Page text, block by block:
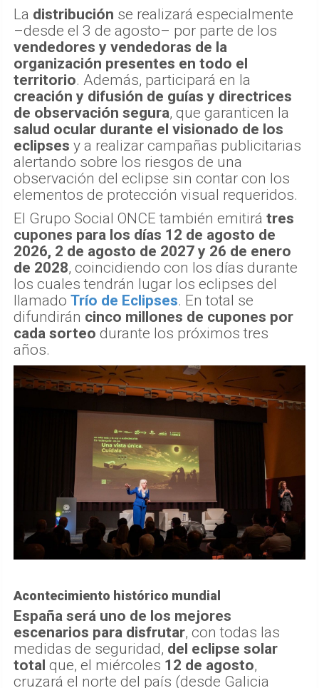
La distribución se realizará especialmente
–desde el 3 de agosto– por parte de los
vendedores y vendedoras de la
organización presentes en todo el
territorio. Además, participará en la
creación y difusión de guías y directrices
de observación segura, que garanticen la
salud ocular durante el visionado de los
eclipses y a realizar campañas publicitarias
alertando sobre los riesgos de una
observación del eclipse sin contar con los
elementos de protección visual requeridos.
El Grupo Social ONCE también emitirá tres
cupones para los días 12 de agosto de
2026, 2 de agosto de 2027 y 26 de enero
de 2028, coincidiendo con los días durante
los cuales tendrán lugar los eclipses del
llamado Trío de Eclipses. En total se
difundirán cinco millones de cupones por
cada sorteo durante los próximos tres
años.
Acontecimiento histórico mundial
España será uno de los mejores
escenarios para disfrutar, con todas las
medidas de seguridad, del eclipse solar
total que, el miércoles 12 de agosto,
cruzará el norte del país (desde Galicia